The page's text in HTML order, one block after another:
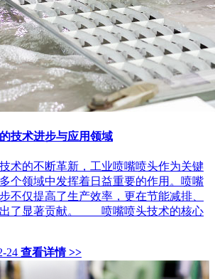
技术进步与应用领域
的不断革新，工业喷嘴喷头作为关键
个领域中发挥着日益重要的作用。喷嘴
不仅提高了生产效率，更在节能减排、
出了显著贡献。 喷嘴喷头技术的核心
24 查看详情 >>